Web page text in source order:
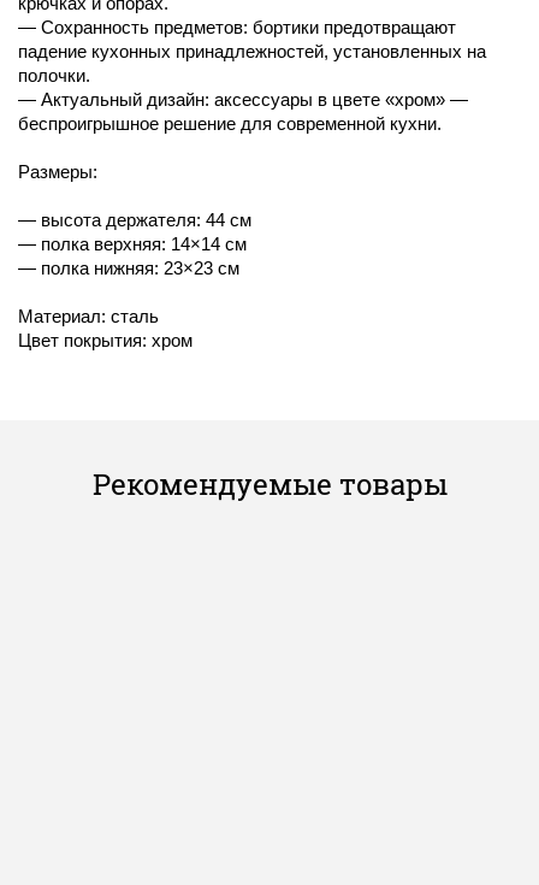
крючках и опорах.
— Сохранность предметов: бортики предотвращают
падение кухонных принадлежностей, установленных на
полочки.
— Актуальный дизайн: аксессуары в цвете «хром» —
беспроигрышное решение для современной кухни.
Размеры:
— высота держателя: 44 см
— полка верхняя: 14×14 см
— полка нижняя: 23×23 см
Материал: сталь
Цвет покрытия: хром
Рекомендуемые товары